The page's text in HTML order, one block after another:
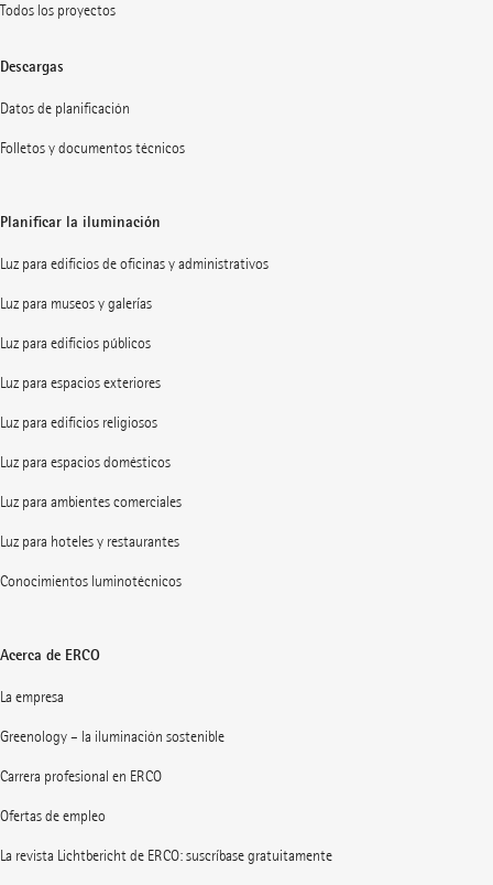
Todos los proyectos
Descargas
Datos de planificación
Folletos y documentos técnicos
Planificar la iluminación
Luz para edificios de oficinas y administrativos
Luz para museos y galerías
Luz para edificios públicos
Luz para espacios exteriores
Luz para edificios religiosos
Luz para espacios domésticos
Luz para ambientes comerciales
Luz para hoteles y restaurantes
Conocimientos luminotécnicos
Acerca de ERCO
La empresa
Greenology – la iluminación sostenible
Carrera profesional en ERCO
Ofertas de empleo
La revista Lichtbericht de ERCO: suscríbase gratuitamente